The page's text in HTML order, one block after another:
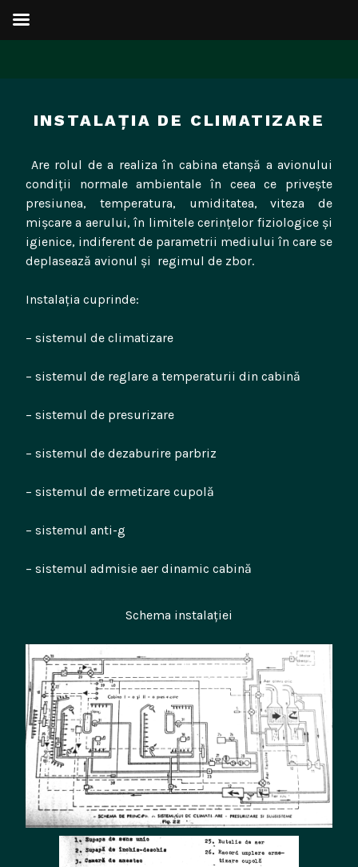
conținutINSTALAȚIA DE CLIMATIZARE
Are rolul de a realiza în cabina etanșă a avionului
condiții normale ambientale în ceea ce privește
presiunea, temperatura, umiditatea, viteza de
mișcare a aerului, în limitele cerințelor fiziologice și
igienice, indiferent de parametrii mediului în care se
deplasează avionul și regimul de zbor.
Instalația cuprinde:
– sistemul de climatizare
– sistemul de reglare a temperaturii din cabină
– sistemul de presurizare
– sistemul de dezaburire parbriz
– sistemul de ermetizare cupolă
– sistemul anti-g
– sistemul admisie aer dinamic cabină
Schema instalației